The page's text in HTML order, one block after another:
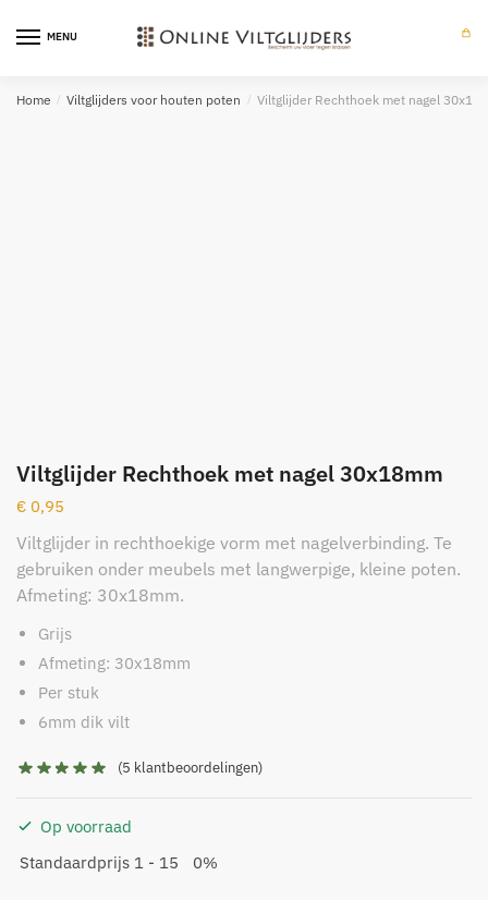
MENU
Home / Viltglijders voor houten poten / Viltglijder Rechthoek met nagel
Viltglijder Rechthoek met nagel 30x18mm
€ 0,95
Viltglijder in rechthoekige vorm met nagelverbinding. Te
gebruiken onder meubels met langwerpige, kleine poten.
Afmeting: 30x18mm.
Grijs
Afmeting: 30x18mm
Per stuk
6mm dik vilt
(5 klantbeoordelingen)
Op voorraad
Standaardprijs 1 - 15 0%